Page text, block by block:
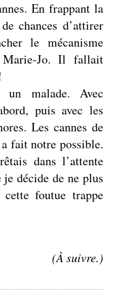
En frappant la
chances d’attirer
le mécanisme
Jo. Il fallait
malade. Avec
puis avec les
Les cannes de
fait notre possible.
dans l’attente
je décide de ne plus
foutue trappe
(À suivre.)